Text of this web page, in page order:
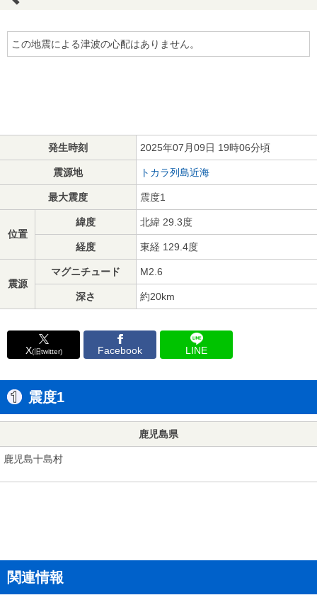
この地震による津波の心配はありません。
発生時刻 2025年07月09日 19時06分頃
震源地 トカラ列島近海
最大震度 震度1
位置
緯度 北緯 29.3度
経度 東経 129.4度
震源
マグニチュード M2.6
深さ 約20km
X(旧twitter) Facebook LINE
震度1
鹿児島県
鹿児島十島村
関連情報